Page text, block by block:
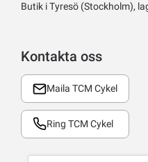
Butik i Tyresö (Stockholm),
Kontakta oss
Maila TCM Cykel
Ring TCM Cykel